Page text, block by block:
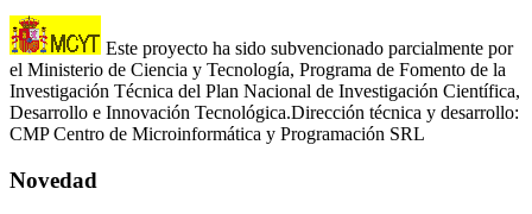
Este proyecto ha sido subvencionado parcialmente por
el Ministerio de Ciencia y Tecnología, Programa de Fomento de la
Investigación Técnica del Plan Nacional de Investigación Científica,
Desarrollo e Innovación Tecnológica.Dirección técnica y desarrollo:
CMP Centro de Microinformática y Programación SRL
Novedad